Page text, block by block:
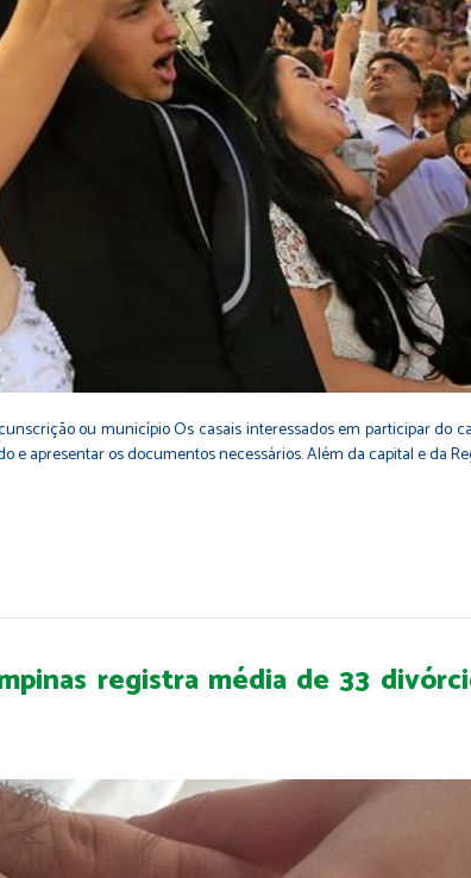
ou município Os casais interessados em participar do
e apresentar os documentos necessários. Além da capital e da
registra média de 33